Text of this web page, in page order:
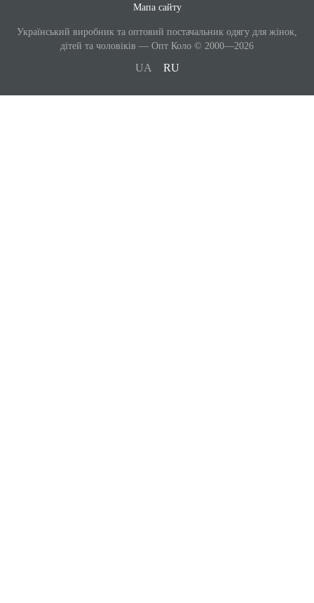
Мапа сайту
Український виробник та оптовий постачальник одягу для жінок,
дітей та чоловіків — Опт Коло © 2000—2026
UA RU